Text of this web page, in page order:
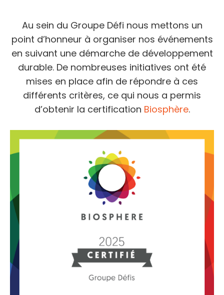
Au sein du Groupe Défi nous mettons un
point d’honneur à organiser nos événements
en suivant une démarche de développement
durable. De nombreuses initiatives ont été
mises en place afin de répondre à ces
différents critères, ce qui nous a permis
d’obtenir la certification Biosphère.